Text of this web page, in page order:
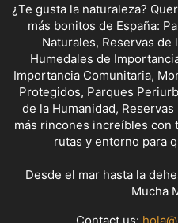
¿Te gusta la naturaleza?
más bonitos de España:
Naturales, Reservas de
Humedales de
Importancia Comunitaria,
Protegidos, Parques
de la Humanidad,
más rincones increíbles con
rutas y entorno para
Desde el mar hasta la
Mucha
Contact us: